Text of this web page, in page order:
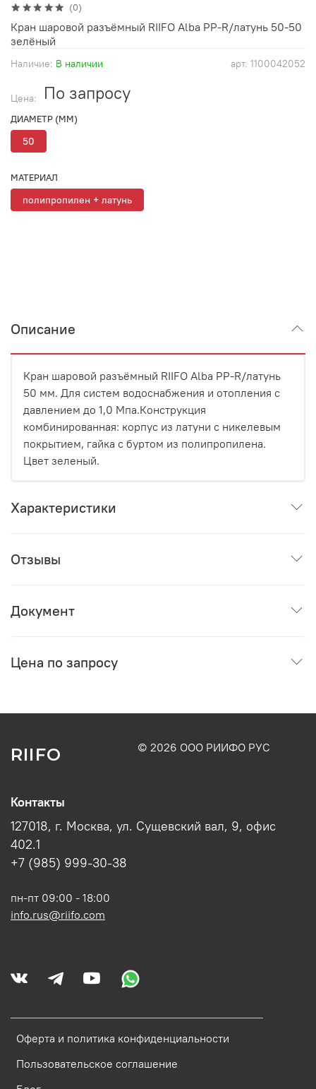
(0)
арт. 1100042052
Наличие: В наличии
Цена: По запросу
ДИАМЕТР (ММ)
50
МАТЕРИАЛ
полипропилен + латунь
Кран шаровой разъёмный RIIFO Alba PP-R/латунь 50-50
зелёный
Описание
Кран шаровой разъёмный RIIFO Alba PP-R/латунь
50 мм. Для систем водоснабжения и отопления с
давлением до 1,0 Мпа.Конструкция
комбинированная: корпус из латуни с никелевым
покрытием, гайка с буртом из полипропилена.
Цвет зеленый.
Характеристики
Отзывы
Документ
Цена по запросу
RIIFO © 2026 ООО РИИФО РУС
Оферта и политика конфиденциальности
Пользовательское соглашение
Контакты
127018, г. Москва, ул. Сущевский вал, 9, офис
402.1
+7 (985) 999-30-38
пн-пт 09:00 - 18:00
info.rus@riifo.com